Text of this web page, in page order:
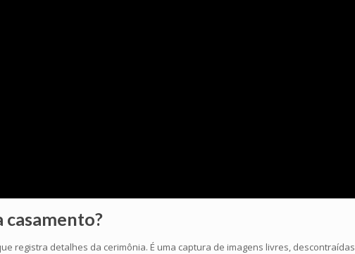
casamento?
registra detalhes da cerimônia. É uma captura de imagens livres,